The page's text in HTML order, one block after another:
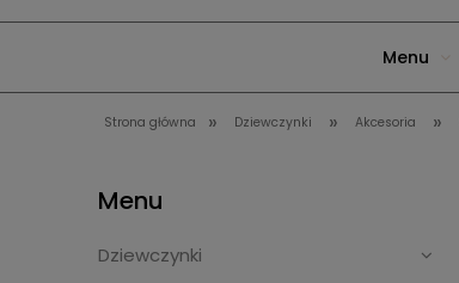
Menu
Strona główna » Dziewczynki » Akcesoria »
Menu
Dziewczynki